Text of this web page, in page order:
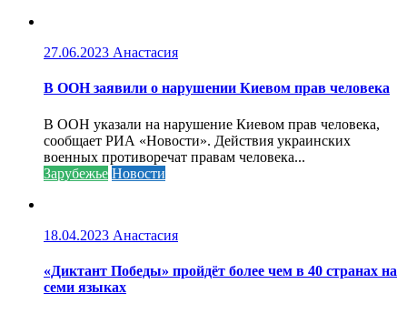
27.06.2023 Анастасия
В ООН заявили о нарушении Киевом прав человека
В ООН указали на нарушение Киевом прав человека,
сообщает РИА «Новости». Действия украинских
военных противоречат правам человека...
Зарубежье Новости
18.04.2023 Анастасия
«Диктант Победы» пройдёт более чем в 40 странах на
семи языках